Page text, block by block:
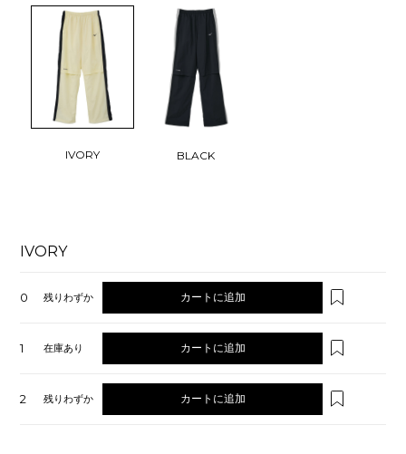
IVORY BLACK
IVORY
0 残りわずか カートに追加
1 在庫あり カートに追加
2 残りわずか カートに追加